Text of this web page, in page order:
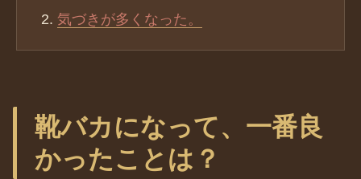
気づきが多くなった。
靴バカになって、一番良
かったことは？